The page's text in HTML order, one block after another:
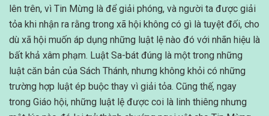
lên trên, vì Tin Mừng là để giải phóng, và người ta được giải
tỏa khi nhận ra rằng trong xã hội không có gì là tuyệt đối, cho
dù xã hội muốn áp dụng những luật lệ nào đó với nhãn hiệu là
bất khả xâm phạm. Luật Sa-bát đúng là một trong những
luật căn bản của Sách Thánh, nhưng không khỏi có những
trường hợp luật ép buộc thay vì giải tỏa. Cũng thế, ngay
trong Giáo hội, những luật lệ được coi là linh thiêng nhưng